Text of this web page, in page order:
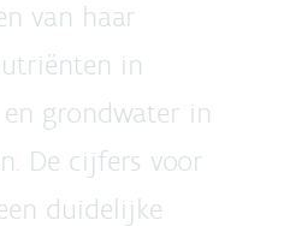
van haar
in
grondwater in
De cijfers voor
duidelijke